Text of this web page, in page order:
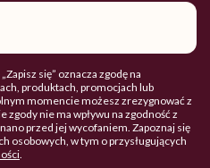
się” oznacza zgodę na
produktach, promocjach lub
momencie możesz zrezygnować z
nie ma wpływu na zgodność z
przed jej wycofaniem. Zapoznaj się
osobowych, w tym o przysługujących
.